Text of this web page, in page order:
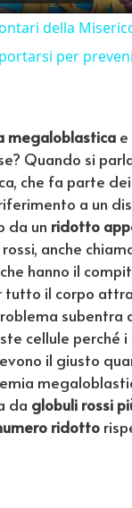
della
per
megaloblastica
Quando si
che fa parte
a un
da un ridotto
anche
hanno il
tutto il corpo
subentra
cellule perché
il giusto
da globuli rossi
ridotto